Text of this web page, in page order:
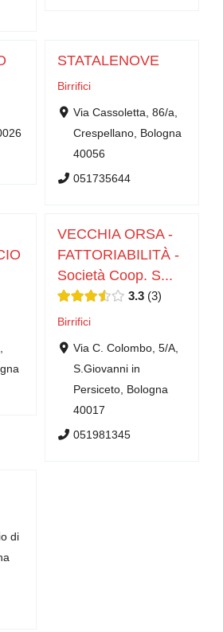
STATALENOVE
Birrifici
Via Cassoletta, 86/a,
Crespellano, Bologna
40056
051735644
VECCHIA ORSA -
FATTORIABILITÀ -
Società Coop. S...
3.3 3
Birrifici
Via C. Colombo, 5/A,
S.Giovanni in
Persiceto, Bologna
40017
051981345
di